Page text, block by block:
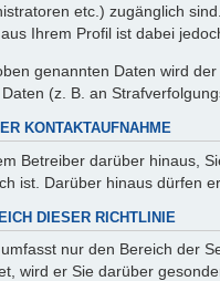
etc.) zugänglich
Ihrem Profil ist dabei
genannten Daten wird
(z. B. an
KONTAKTAUFNAHME
Betreiber darüber hinaus,
ist. Darüber hinaus dürfen
DIESER RICHTLINIE
nur den Bereich der
wird er Sie darüber